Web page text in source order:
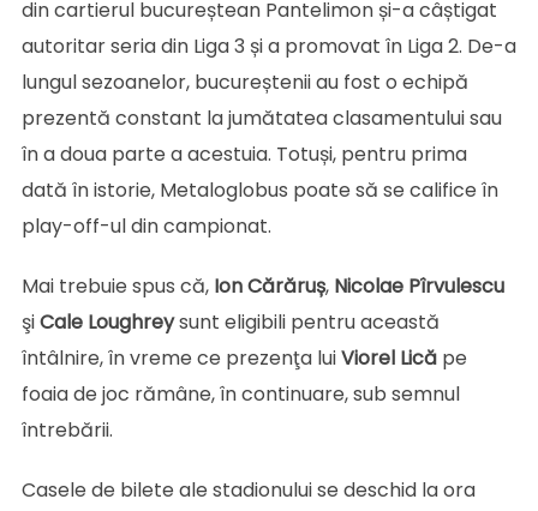
din cartierul bucureștean Pantelimon și-a câștigat
autoritar seria din Liga 3 și a promovat în Liga 2. De-a
lungul sezoanelor, bucureștenii au fost o echipă
prezentă constant la jumătatea clasamentului sau
în a doua parte a acestuia. Totuși, pentru prima
dată în istorie, Metaloglobus poate să se califice în
play-off-ul din campionat.
Mai trebuie spus că, Ion Cărăruș, Nicolae Pîrvulescu
şiCale Loughreysunt eligibili pentru această
întâlnire, în vreme ce prezenţa luiViorel Licăpe
foaia de joc rămâne, în continuare, sub semnul
întrebării.
Casele de bilete ale stadionului se deschid la ora